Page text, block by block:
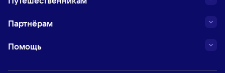
Партнёрам
Помощь